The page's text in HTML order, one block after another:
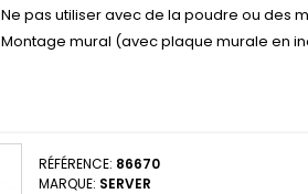
Ne pas utiliser avec de la poudre ou des
Montage mural (avec plaque murale en
RÉFÉRENCE: 86670
MARQUE: SERVER